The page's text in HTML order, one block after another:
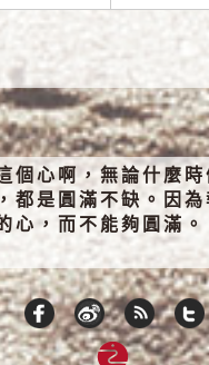
個心啊，無論什麼
都是圓滿不缺。因
心，而不能夠圓滿